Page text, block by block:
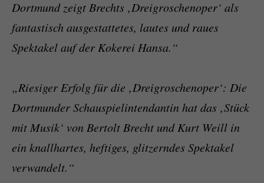
Dortmund zeigt Brechts ‚Dreigroschenoper‘ als
fantastisch ausgestattetes, lautes und raues
Spektakel auf der Kokerei Hansa.“
„Riesiger Erfolg für die ‚Dreigroschenoper‘: Die
Dortmunder Schauspielintendantin hat das ‚Stück
mit Musik‘ von Bertolt Brecht und Kurt Weill in
ein knallhartes, heftiges, glitzerndes Spektakel
verwandelt.“